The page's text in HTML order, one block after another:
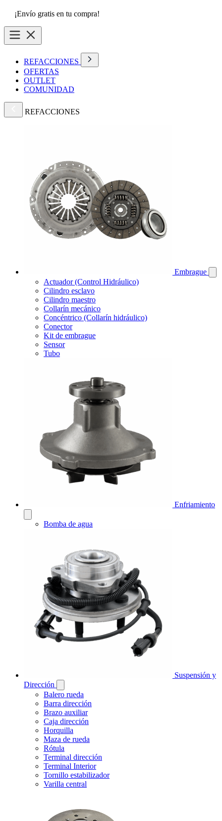
¡Envío gratis en tu compra!
REFACCIONES
OFERTAS
OUTLET
COMUNIDAD
REFACCIONES
Embrague
Actuador (Control Hidráulico)
Cilindro esclavo
Cilindro maestro
Collarín mecánico
Concéntrico (Collarín hidráulico)
Conector
Kit de embrague
Sensor
Tubo
Enfriamiento
Bomba de agua
Suspensión y
Dirección
Balero rueda
Barra dirección
Brazo auxiliar
Caja dirección
Horquilla
Maza de rueda
Rótula
Terminal dirección
Terminal Interior
Tornillo estabilizador
Varilla central